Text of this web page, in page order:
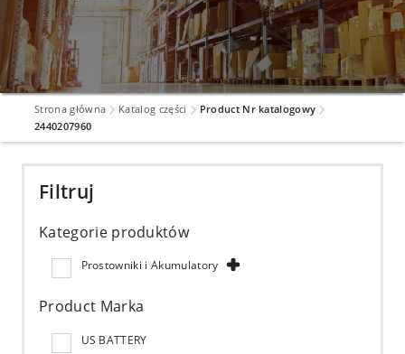
Strona główna Katalog części
Product Nr katalogowy
2440207960
Filtruj
Kategorie produktów
Prostowniki i Akumulatory
Product Marka
US BATTERY